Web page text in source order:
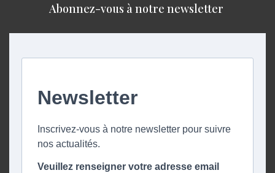
Abonnez-vous à notre newsletter ​